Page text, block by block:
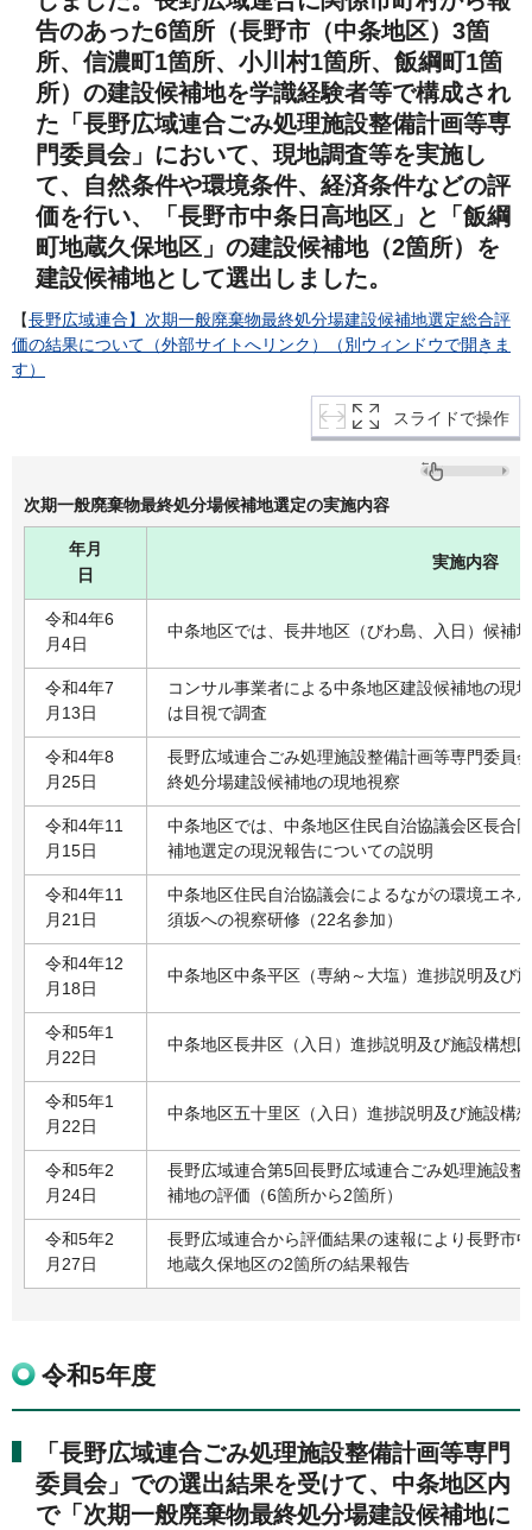
告のあった6箇所（長野市（中条地区）3箇
所、信濃町1箇所、小川村1箇所、飯綱町1箇
所）の建設候補地を学識経験者等で構成され
た「長野広域連合ごみ処理施設整備計画等専
門委員会」において、現地調査等を実施し
て、自然条件や環境条件、経済条件などの評
価を行い、「長野市中条日高地区」と「飯綱
町地蔵久保地区」の建設候補地（2箇所）を
建設候補地として選出しました。
【長野広域連合】次期一般廃棄物最終処分場建設候補地選定総合評
価の結果について（外部サイトへリンク）（別ウィンドウで開きま
す）
スライドで操作
次期一般廃棄物最終処分場候補地選定の実施内容
年月
日
実施内容
令和4年6
月4日
中条地区では、長井地区（びわ島、入日）候補
令和4年7
月13日
コンサル事業者による中条地区建設候補地の現
は目視で調査
令和4年8
月25日
長野広域連合ごみ処理施設整備計画等専門委員
終処分場建設候補地の現地視察
令和4年11
月15日
中条地区では、中条地区住民自治協議会区長合
補地選定の現況報告についての説明
令和4年11
月21日
中条地区住民自治協議会によるながの環境エネ
須坂への視察研修（22名参加）
令和4年12
月18日
中条地区中条平区（専納～大塩）進捗説明及び
令和5年1
月22日
中条地区長井区（入日）進捗説明及び施設構想
令和5年1
月22日
中条地区五十里区（入日）進捗説明及び施設構
令和5年2
月24日
長野広域連合第5回長野広域連合ごみ処理施設
補地の評価（6箇所から2箇所）
令和5年2
月27日
長野広域連合から評価結果の速報により長野市
地蔵久保地区の2箇所の結果報告
令和5年度
「長野広域連合ごみ処理施設整備計画等専門
委員会」での選出結果を受けて、中条地区内
で「次期一般廃棄物最終処分場建設候補地に